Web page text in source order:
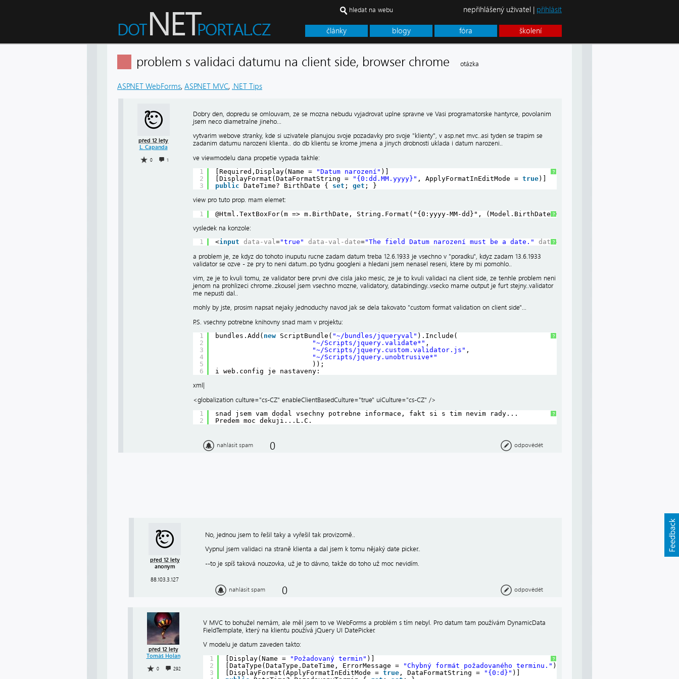
články blogy fóra školení
hledat na webu nepřihlášený uživatel | přihlásit
problem s validaci datumu na client side, browser chrome otázka
ASP.NET WebForms, ASP.NET MVC, .NET Tips
před 12 lety
L. Capanda
0 1
Dobry den, dopredu se omlouvam, ze se mozna nebudu vyjadrovat uplne spravne ve Vasi programatorske hantyrce, povolanim
jsem neco diametralne jineho...
vytvarim webove stranky, kde si uzivatele planujou svoje pozadavky pro svoje "klienty", v asp.net mvc..asi tyden se trapim se
zadanim datumu narozeni klienta.. do db klientu se krome jmena a jinych drobnosti uklada i datum narozeni..
ve viewmodelu dana propetie vypada takhle:
?
1
2
3
[Required,Display(Name = "Datum narození" )]
[DisplayFormat(DataFormatString =
"{0:dd.MM.yyyy}" , ApplyFormatInEditMode = true)]
public
DateTime? BirthDate { set ; get ; }
view pro tuto prop. mam elemet:
?
1
@Html.TextBoxFor(m => m.BirthDate, String.Format("{0:yyyy-MM-dd}", (Model.BirthDate.HasValue) ?
vysledek na konzole:
?
1 <input data-val="true" data-val-date="The field Datum narození must be a date." data-val-required
a problem je, ze kdyz do tohoto inuputu rucne zadam datum treba 12.6.1933 je vsechno v "poradku", kdyz zadam 13.6.1933
validator se ozve - ze pry to neni datum..po tydnu googleni a hledani jsem nenasel reseni, ktere by mi pomohlo..
vim, ze je to kvuli tomu, ze validator bere prvni dve cisla jako mesic, ze je to kvuli validaci na client side, ze tenhle problem neni
jenom na prohlizeci chrome..zkousel jsem vsechno mozne, validatory, databindingy..vsecko marne output je furt stejny..validator
me nepusti dal..
mohly by jste, prosim napsat nejaky jednoduchy navod jak se dela takovato "custom format validation on client side"...
P.S. vsechny potrebne knihovny snad mam v projektu:
?
1
2
3
4
5
6
bundles.Add( new ScriptBundle( "~/bundles/jqueryval" ).Include(
"~/Scripts/jquery.validate*" ,
"~/Scripts/jquery.custom.validator.js" ,
"~/Scripts/jquery.unobtrusive*"
));
i web.config je nastaveny:
xml|
<globalization culture="cs-CZ" enableClientBasedCulture="true" uiCulture="cs-CZ" />
?
1
2
snad jsem vam dodal vsechny potrebne informace, fakt si s tim nevim rady...
Predem moc dekuji...L.C.
nahlásit spam 0 odpovědět
před 12 lety
anonym
88.103.3.127
No, jednou jsem to řešil taky a vyřešil tak provizorně..
Vypnul jsem validaci na straně klienta a dal jsem k tomu nějaký date picker..
--to je spíš taková nouzovka, už je to dávno, takže do toho už moc nevidím.
nahlásit spam 0 odpovědět
před 12 lety
Tomáš Holan
0 292
V MVC to bohužel nemám, ale měl jsem to ve WebForms a problém s tím nebyl. Pro datum tam používám DynamicData
FieldTemplate, který na klientu používá jQuery UI DatePicker.
V modelu je datum zaveden takto:
?
1
2
3
[Display(Name = "Požadovaný termin" )]
[DataType(DataType.DateTime, ErrorMessage =
"Chybný formát požadovaného terminu." )]
[DisplayFormat(ApplyFormatInEditMode = true , DataFormatString = "{0:d}" )]